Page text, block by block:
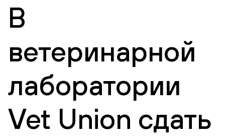
В
ветеринарной
лаборатории
Vet Union сдать